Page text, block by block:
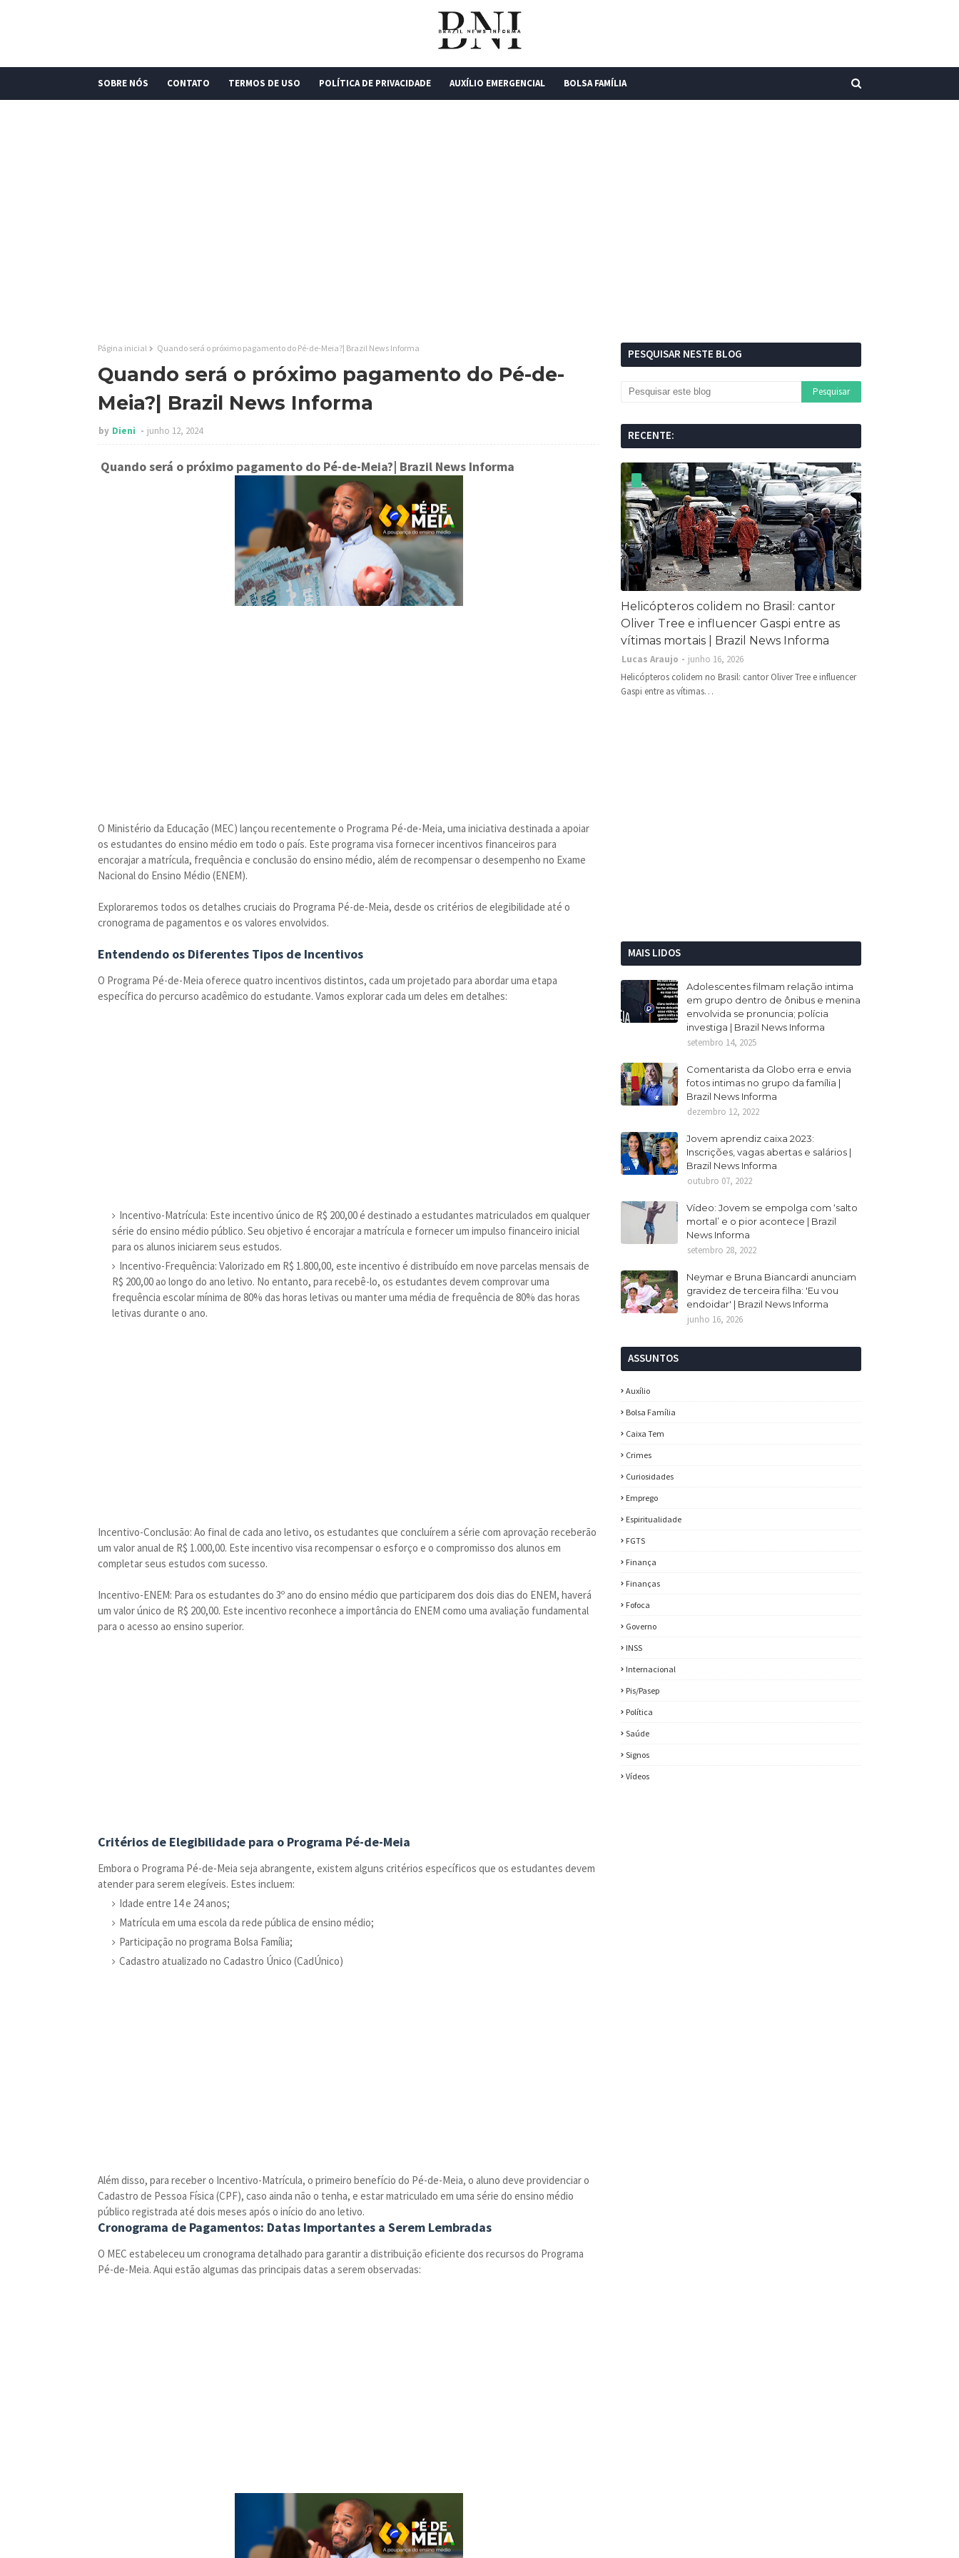
SOBRE NÓS CONTATO TERMOS DE USO POLÍTICA DE PRIVACIDADE AUXÍLIO EMERGENCIAL BOLSA FAMÍLIA
Página inicial Quando será o próximo pagamento do Pé-de-Meia?| Brazil News Informa
Quando será o próximo pagamento do Pé-de-
Meia?| Brazil News Informa
by Dieni junho 12, 2024
Quando será o próximo pagamento do Pé-de-Meia?| Brazil News Informa
O Ministério da Educação (MEC) lançou recentemente o Programa Pé-de-Meia, uma iniciativa destinada a apoiar
os estudantes do ensino médio em todo o país. Este programa visa fornecer incentivos financeiros para
encorajar a matrícula, frequência e conclusão do ensino médio, além de recompensar o desempenho no Exame
Nacional do Ensino Médio (ENEM).
Exploraremos todos os detalhes cruciais do Programa Pé-de-Meia, desde os critérios de elegibilidade até o
cronograma de pagamentos e os valores envolvidos.
Entendendo os Diferentes Tipos de Incentivos
O Programa Pé-de-Meia oferece quatro incentivos distintos, cada um projetado para abordar uma etapa
específica do percurso acadêmico do estudante. Vamos explorar cada um deles em detalhes:
Incentivo-Matrícula: Este incentivo único de R$ 200,00 é destinado a estudantes matriculados em qualquer
série do ensino médio público. Seu objetivo é encorajar a matrícula e fornecer um impulso financeiro inicial
para os alunos iniciarem seus estudos.
Incentivo-Frequência: Valorizado em R$ 1.800,00, este incentivo é distribuído em nove parcelas mensais de
R$ 200,00 ao longo do ano letivo. No entanto, para recebê-lo, os estudantes devem comprovar uma
frequência escolar mínima de 80% das horas letivas ou manter uma média de frequência de 80% das horas
letivas durante o ano.
Incentivo-Conclusão: Ao final de cada ano letivo, os estudantes que concluírem a série com aprovação receberão
um valor anual de R$ 1.000,00. Este incentivo visa recompensar o esforço e o compromisso dos alunos em
completar seus estudos com sucesso.
Incentivo-ENEM: Para os estudantes do 3º ano do ensino médio que participarem dos dois dias do ENEM, haverá
um valor único de R$ 200,00. Este incentivo reconhece a importância do ENEM como uma avaliação fundamental
para o acesso ao ensino superior.
Critérios de Elegibilidade para o Programa Pé-de-Meia
Embora o Programa Pé-de-Meia seja abrangente, existem alguns critérios específicos que os estudantes devem
atender para serem elegíveis. Estes incluem:
Idade entre 14 e 24 anos;
Matrícula em uma escola da rede pública de ensino médio;
Participação no programa Bolsa Família;
Cadastro atualizado no Cadastro Único (CadÚnico)
Além disso, para receber o Incentivo-Matrícula, o primeiro benefício do Pé-de-Meia, o aluno deve providenciar o
Cadastro de Pessoa Física (CPF), caso ainda não o tenha, e estar matriculado em uma série do ensino médio
público registrada até dois meses após o início do ano letivo.
Cronograma de Pagamentos: Datas Importantes a Serem Lembradas
O MEC estabeleceu um cronograma detalhado para garantir a distribuição eficiente dos recursos do Programa
Pé-de-Meia. Aqui estão algumas das principais datas a serem observadas:
PESQUISAR NESTE BLOG
RECENTE:
Helicópteros colidem no Brasil: cantor
Oliver Tree e influencer Gaspi entre as
vítimas mortais | Brazil News Informa
Lucas Araujo
junho 16, 2026
Helicópteros colidem no Brasil: cantor Oliver Tree e influencer
Gaspi entre as vítimas…
MAIS LIDOS
Adolescentes filmam relação intima
em grupo dentro de ônibus e menina
envolvida se pronuncia; polícia
investiga | Brazil News Informa
setembro 14, 2025
Comentarista da Globo erra e envia
fotos intimas no grupo da família |
Brazil News Informa
dezembro 12, 2022
Jovem aprendiz caixa 2023:
Inscrições, vagas abertas e salários |
Brazil News Informa
outubro 07, 2022
Vídeo: Jovem se empolga com ‘salto
mortal’ e o pior acontece | Brazil
News Informa
setembro 28, 2022
Neymar e Bruna Biancardi anunciam
gravidez de terceira filha: 'Eu vou
endoidar' | Brazil News Informa
junho 16, 2026
ASSUNTOS
Auxílio
Bolsa Família
Caixa Tem
Crimes
Curiosidades
Emprego
Espiritualidade
FGTS
Finança
Finanças
Fofoca
Governo
INSS
Internacional
Pis/Pasep
Política
Saúde
Signos
Vídeos